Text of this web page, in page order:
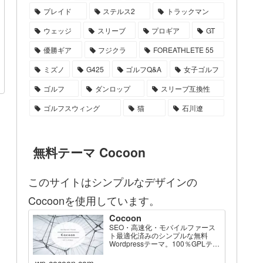
プレイド
ステルス2
トラックマン
ウェッジ
スリーブ プロギア
GT
優勝ギア
フジクラ
FOREATHLETE 55
ミズノ
G425 ゴルフQ&A
女子ゴルフ
ゴルフ
ダンロップ
スリーブ互換性
ゴルフスウィング
猫 石川遼
無料テーマ Cocoon
このサイトはシンプルなデザインの
Cocoonを使用しています。
Cocoon
SEO・高速化・モバイルファース
ト最適化済みのシンプルな無料
Wordpressテーマ。100％GPLテー